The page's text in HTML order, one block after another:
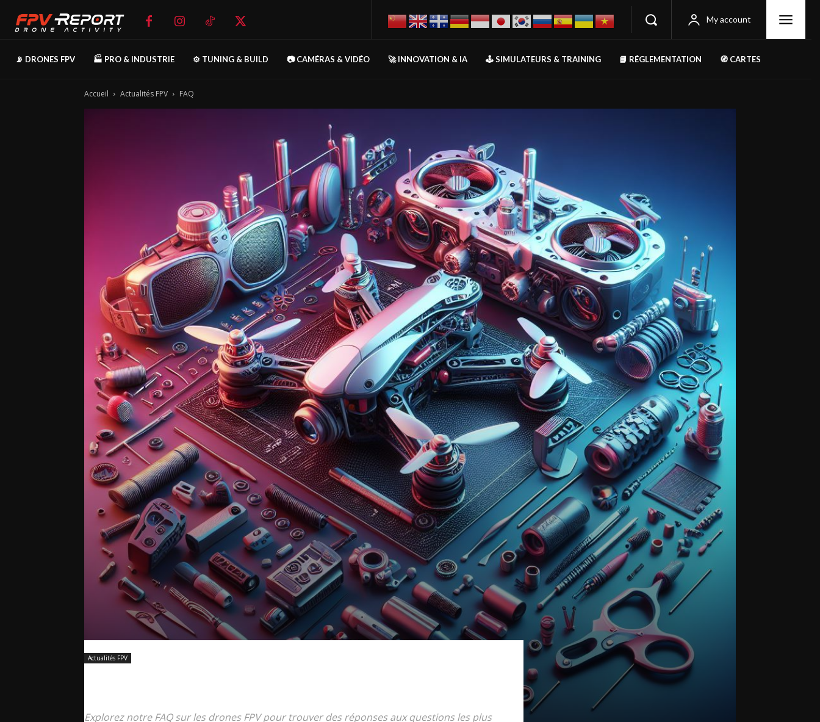
My account
📡 DRONES FPV 🏭 PRO & INDUSTRIE ⚙️ TUNING & BUILD 📷 CAMÉRAS & VIDÉO 🚀 INNOVATION & IA 🕹️ SIMULATEURS & TRAINING 📘 RÉGLEMENTATION 🧭 CARTES
Accueil Actualités FPV FAQ
Actualités FPV
Explorez notre FAQ sur les drones FPV pour trouver des réponses aux questions les plus